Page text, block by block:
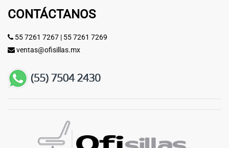
CONTÁCTANOS
55 7261 7267 | 55 7261 7269
ventas@ofisillas.mx